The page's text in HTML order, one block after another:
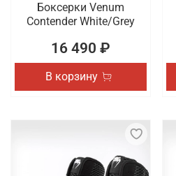
Боксерки Venum
Contender White/Grey
16 490 ₽
В корзину